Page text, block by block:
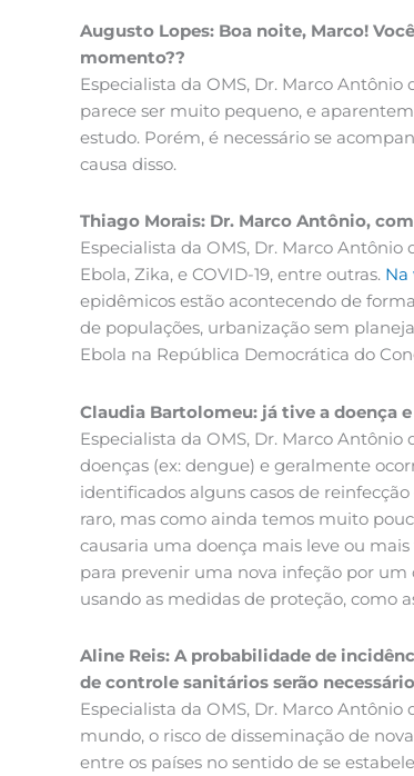
Augusto Lopes: Boa noite, Marco!
momento??
Especialista da OMS, Dr. Marco
parece ser muito pequeno, e
estudo. Porém, é necessário se
causa disso.
Thiago Morais: Dr. Marco Antônio,
Especialista da OMS, Dr. Marco
Ebola, Zika, e COVID-19, entre outras. Na
epidêmicos estão acontecendo de
de populações, urbanização sem
Ebola na República Democrática do
Claudia Bartolomeu: já tive a doença
Especialista da OMS, Dr. Marco
doenças (ex: dengue) e geralmente
identificados alguns casos de
raro, mas como ainda temos muito
causaria uma doença mais leve ou
para prevenir uma nova infeção por
usando as medidas de proteção, como
Aline Reis: A probabilidade de
de controle sanitários serão
Especialista da OMS, Dr. Marco
mundo, o risco de disseminação de
entre os países no sentido de se